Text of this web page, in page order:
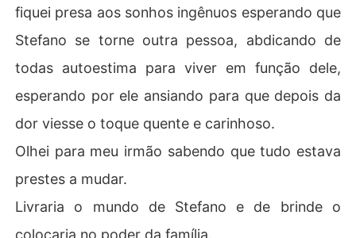
fiquei presa aos sonhos ingênuos esperando que
Stefano se torne outra pessoa, abdicando de
todas autoestima para viver em função dele,
esperando por ele ansiando para que depois da
dor viesse o toque quente e carinhoso.
Olhei para meu irmão sabendo que tudo estava
prestes a mudar.
Livraria o mundo de Stefano e de brinde o
colocaria no poder da família.